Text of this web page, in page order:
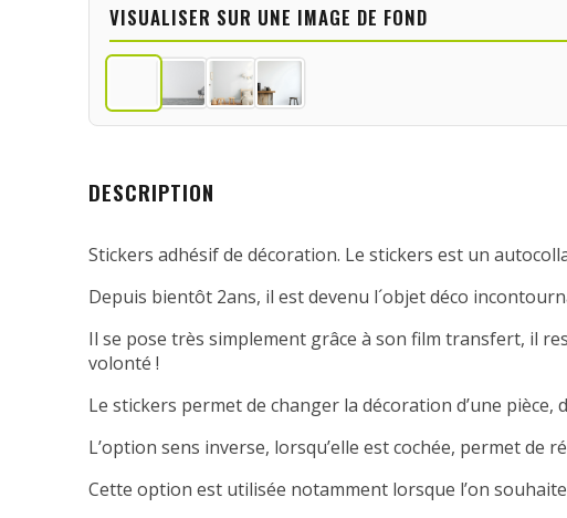
VISUALISER SUR UNE IMAGE DE FOND
DESCRIPTION
Stickers adhésif de décoration. Le stickers est un
Depuis bientôt 2ans, il est devenu l´objet déco
Il se pose très simplement grâce à son film transfert, il
volonté !
Le stickers permet de changer la décoration d’une
L’option sens inverse, lorsqu’elle est cochée, permet
Cette option est utilisée notamment lorsque l’on